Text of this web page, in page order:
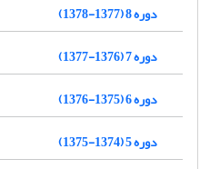
دوره 8 (1377-1378)
دوره 7 (1376-1377)
دوره 6 (1375-1376)
دوره 5 (1374-1375)